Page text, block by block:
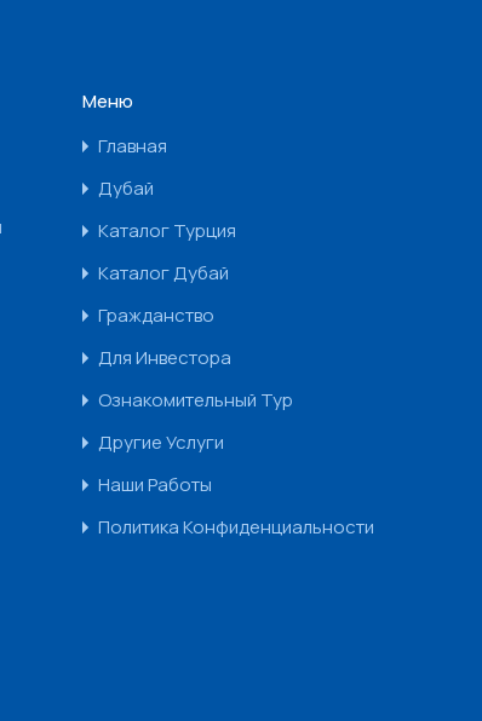
Меню
Главная
Дубай
Каталог Турция
Каталог Дубай
Гражданство
Для Инвестора
Ознакомительный Тур
Другие Услуги
Наши Работы
Политика Конфиденциальности